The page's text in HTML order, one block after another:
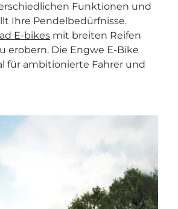
Funktionen und
Ihre Pendelbedürfnisse.
E-bikes mit breiten Reifen
erobern. Die Engwe E-Bike
für ambitionierte Fahrer und